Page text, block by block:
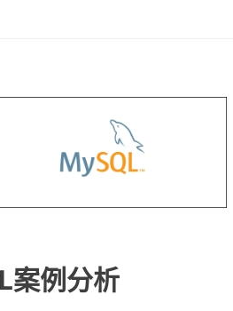
案例分析